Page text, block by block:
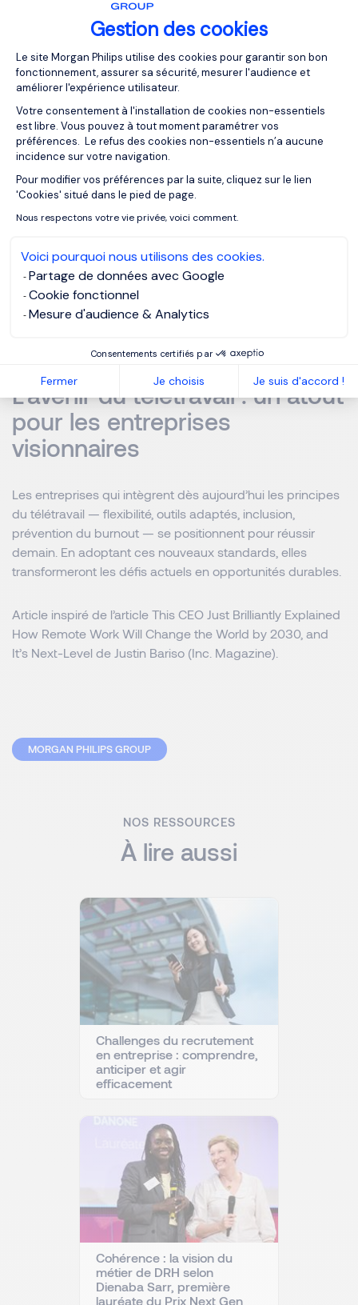
Gestion des cookies
Plateforme de Gestion du
Le site Morgan Philips utilise des cookies pour garantir son bon
fonctionnement, assurer sa sécurité, mesurer l'audience et
améliorer l'expérience utilisateur.
Votre consentement à l'installation de cookies non-essentiels
est libre. Vous pouvez à tout moment paramétrer vos
préférences. Le refus des cookies non-essentiels n’a aucune
incidence sur votre navigation.
Pour modifier vos préférences par la suite, cliquez sur le lien
'Cookies' situé dans le pied de page.
Nous respectons votre vie privée, voici comment.
Voici pourquoi nous utilisons des cookies.
Partage de données avec Google
Cookie fonctionnel
Mesure d'audience & Analytics
Consentements certifiés par
Fermer Je choisis Je suis d'accord !
Axeptio consent
Une renaissance des loisirs
Selon Herd, le télétravail favorisera un regain d’intérêt pour
les loisirs, les activités communautaires et les hobbies.
de cuisine, des voyages virtuels ou des dégustations en
ligne pour accompagner cette tendance.
La prédominance de l’écrit
équipes en distanciel », affirme Herd. Les organisations
performantes seront celles qui sauront écrire, structurer et
partager efficacement l’information : comptes rendus,
process, décisions… Les outils d’écriture et de
nouvelle réalité.
L’avenir du télétravail : un atout
pour les entreprises
visionnaires
Les entreprises qui intègrent dès aujourd’hui les principes
du télétravail — flexibilité, outils adaptés, inclusion,
prévention du burnout — se positionnent pour réussir
demain. En adoptant ces nouveaux standards, elles
transformeront les défis actuels en opportunités durables.
Article inspiré de l’article This CEO Just Brilliantly Explained
How Remote Work Will Change the World by 2030, and
It’s Next-Level de Justin Bariso (Inc. Magazine).
MORGAN PHILIPS GROUP
NOS RESSOURCES
À lire aussi
Challenges du recrutement
en entreprise : comprendre,
anticiper et agir
efficacement
Cohérence : la vision du
métier de DRH selon
Dienaba Sarr, première
lauréate du Prix Next Gen